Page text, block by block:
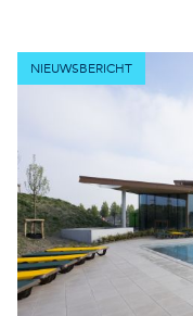
NIEUWSBERICHT